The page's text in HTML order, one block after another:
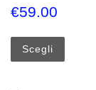
€59.00
Scegli